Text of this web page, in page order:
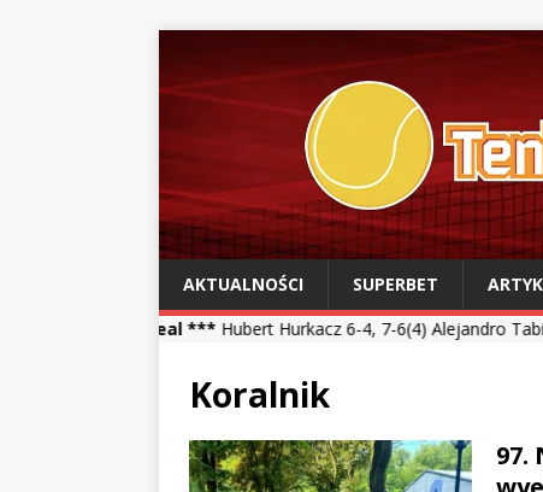
AKTUALNOŚCI SUPERBET
Hubert Hurkacz 6-4, 7-6(4) Alejandro Tabilo *** Kamil
Koralnik
97.